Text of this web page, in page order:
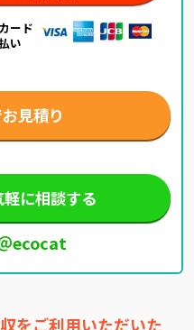
ード
い
見積り
に相談する
ecocat
をご利用いただいた